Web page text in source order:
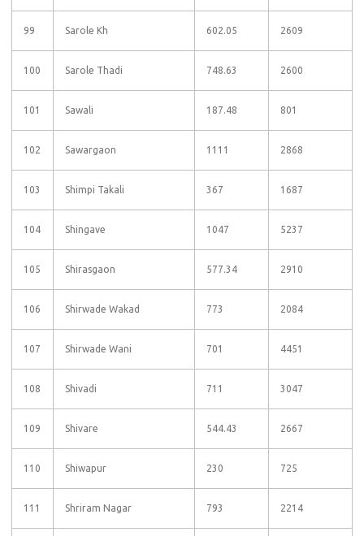
99 Sarole Kh 602.05 2609
100 Sarole Thadi 748.63 2600
101 Sawali 187.48 801
102 Sawargaon 1111 2868
103 Shimpi Takali 367 1687
104 Shingave 1047 5237
105 Shirasgaon 577.34 2910
106 Shirwade Wakad 773 2084
107 Shirwade Wani 701 4451
108 Shivadi 711 3047
109 Shivare 544.43 2667
110 Shiwapur 230 725
111 Shriram Nagar 793 2214